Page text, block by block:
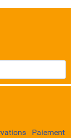
Paiement